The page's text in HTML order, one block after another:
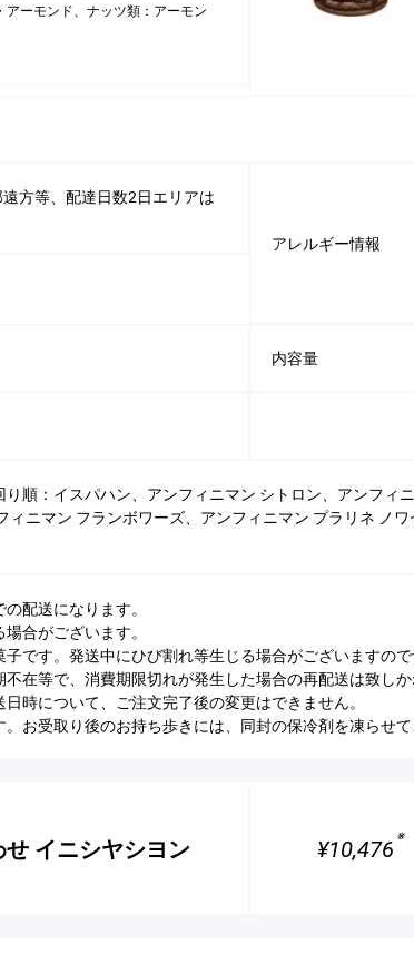
ーモンド、ナッツ類：アーモン
方等、配達日数2日エリアは
アレルギー情報
内容量
順：イスパハン、アンフィニマン シトロン、アンフィ
ィニマン フランボワーズ、アンフィニマン プラリネ ノ
配送になります。
合がございます。
です。発送中にひび割れ等生じる場合がございますので
在等で、消費期限切れが発生した場合の再配送は致しか
時について、ご注文完了後の変更はできません。
お受取り後のお持ち歩きには、同封の保冷剤を凍らせて
イニシヤシヨン ¥10,476 ※